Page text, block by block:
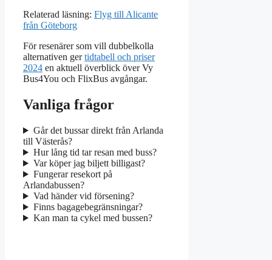
Relaterad läsning: Flyg till Alicante
från Göteborg
För resenärer som vill dubbelkolla
alternativen gertidtabell och priser
2024 en aktuell överblick över Vy
Bus4You och FlixBus avgångar.
Vanliga frågor
Går det bussar direkt från Arlanda
till Västerås?
Hur lång tid tar resan med buss?
Var köper jag biljett billigast?
Fungerar resekort på
Arlandabussen?
Vad händer vid försening?
Finns bagagebegränsningar?
Kan man ta cykel med bussen?